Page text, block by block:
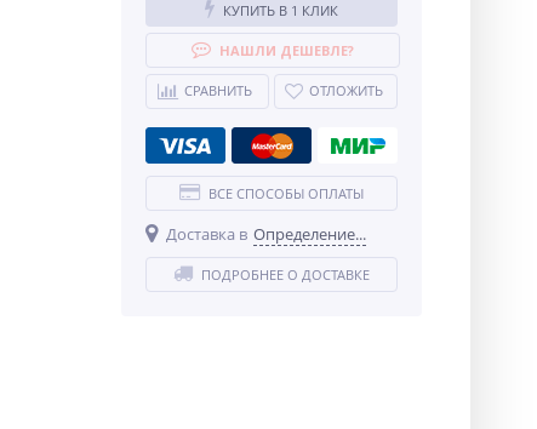
КУПИТЬ В 1 КЛИК
НАШЛИ ДЕШЕВЛЕ?
СРАВНИТЬ ОТЛОЖИТЬ
ВСЕ СПОСОБЫ ОПЛАТЫ
Доставка в Определение...
ПОДРОБНЕЕ О ДОСТАВКЕ